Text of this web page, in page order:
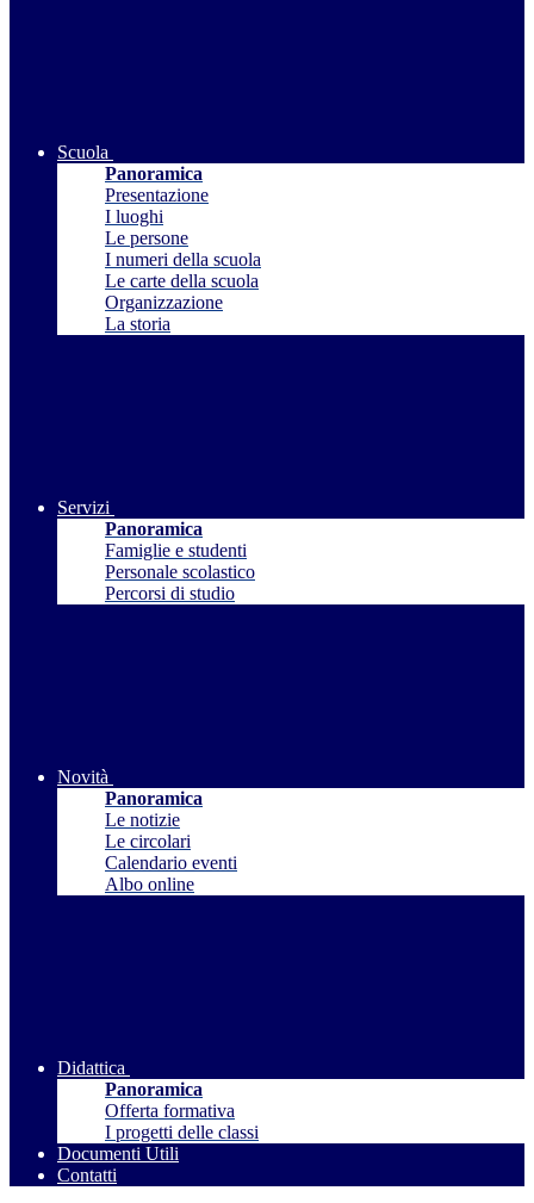
Scuola
Panoramica
Presentazione
I luoghi
Le persone
I numeri della scuola
Le carte della scuola
Organizzazione
La storia
Servizi
Panoramica
Famiglie e studenti
Personale scolastico
Percorsi di studio
Novità
Panoramica
Le notizie
Le circolari
Calendario eventi
Albo online
Didattica
Panoramica
Offerta formativa
I progetti delle classi
Documenti Utili
Contatti